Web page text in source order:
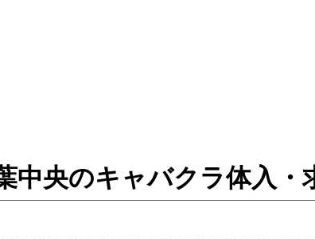
中央のキャバクラ体入・